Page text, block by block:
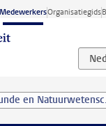
MedewerkersOrganisatiegids